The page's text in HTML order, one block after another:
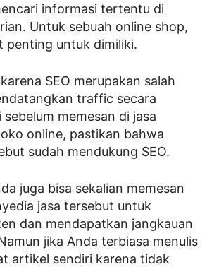
informasi tertentu di
Untuk sebuah online shop,
penting untuk dimiliki.
SEO merupakan salah
traffic secara
memesan di jasa
online, pastikan bahwa
sudah mendukung SEO.
juga bisa sekalian memesan
jasa tersebut untuk
dan mendapatkan jangkauan
jika Anda terbiasa menulis
artikel sendiri karena tidak